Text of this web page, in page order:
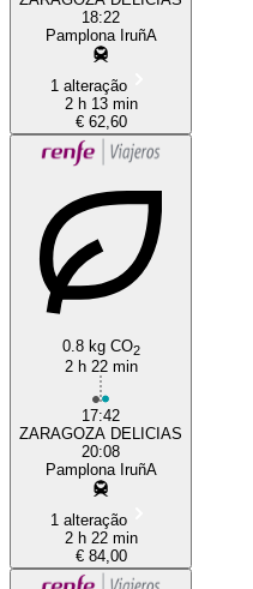
18:22
Pamplona IruñA
1 alteração
2 h 13 min
€ 62,60
0.8 kg CO2
2 h 22 min
17:42
ZARAGOZA DELICIAS
20:08
Pamplona IruñA
1 alteração
2 h 22 min
€ 84,00